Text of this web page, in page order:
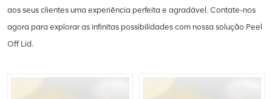
aos seus clientes uma experiência perfeita e agradável. Contate-nos
agora para explorar as infinitas possibilidades com nossa solução Peel
Off Lid.